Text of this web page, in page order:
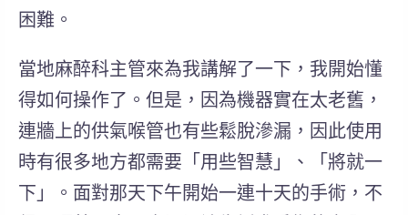
困難。
當地麻醉科主管來為我講解了一下，我開始懂
得如何操作了。但是，因為機器實在太老舊，
連牆上的供氣喉管也有些鬆脫滲漏，因此使用
時有很多地方都需要「用些智慧」、「將就一
下」。面對那天下午開始一連十天的手術，不